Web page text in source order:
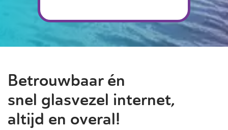
Betrouwbaar én
snel glasvezel internet,
altijd en overal!